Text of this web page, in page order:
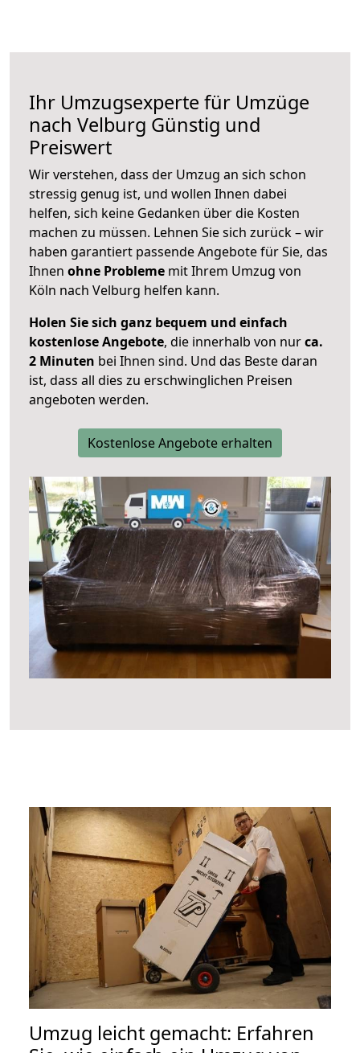
Ihr Umzugsexperte für Umzüge
nach Velburg Günstig und
Preiswert
Wir verstehen, dass der Umzug an sich schon
stressig genug ist, und wollen Ihnen dabei
helfen, sich keine Gedanken über die Kosten
machen zu müssen. Lehnen Sie sich zurück – wir
haben garantiert passende Angebote für Sie, das
Ihnen ohne Probleme mit Ihrem Umzug von
Köln nach Velburg helfen kann.
Holen Sie sich ganz bequem und einfach
kostenlose Angebote, die innerhalb von nurca.
2 Minuten bei Ihnen sind. Und das Beste daran
ist, dass all dies zu erschwinglichen Preisen
angeboten werden.
Kostenlose Angebote erhalten
Umzug leicht gemacht: Erfahren